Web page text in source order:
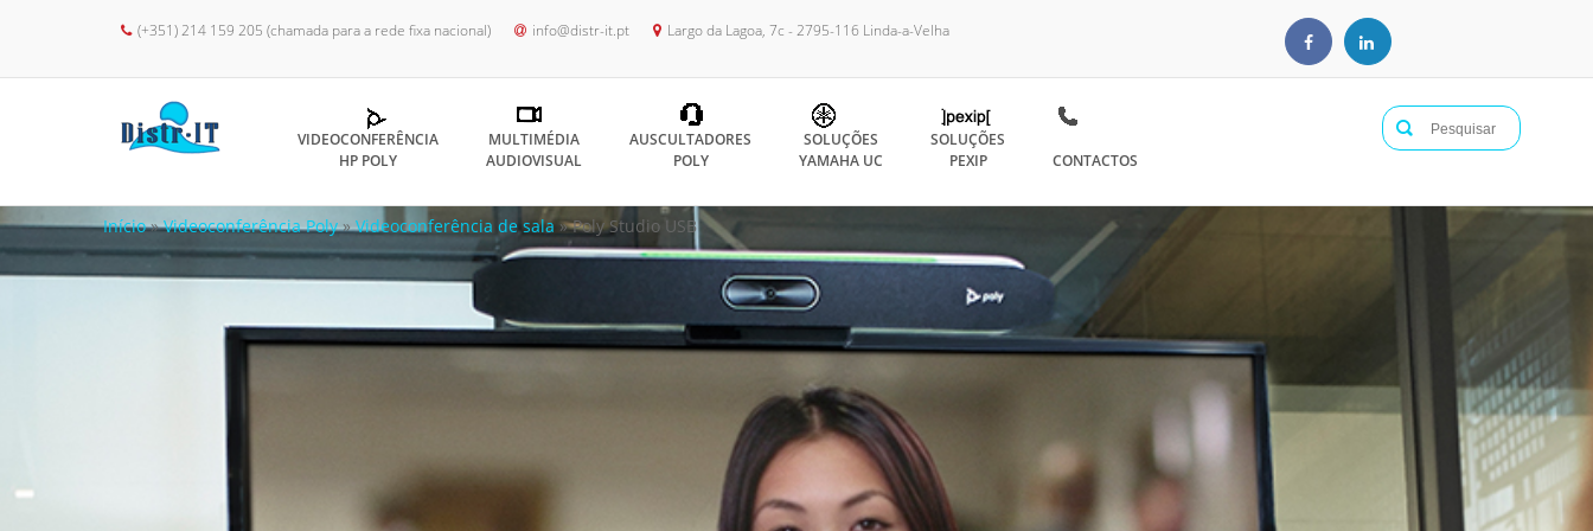
(+351) 214 159 205 (chamada para a rede fixa nacional) info@distr-it.pt Largo da Lagoa, 7c - 2795-116 Linda-a-Velha
VIDEOCONFERÊNCIA
HP POLY
MULTIMÉDIA
AUDIOVISUAL
AUSCULTADORES
POLY
SOLUÇÕES
YAMAHA UC
SOLUÇÕES
PEXIP
CONTACTOS
Início»Videoconferência Poly»Videoconferência de sala»Poly Studio USB